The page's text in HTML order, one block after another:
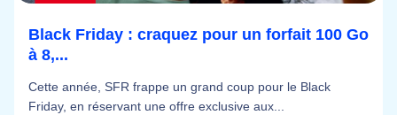
Black Friday : craquez pour un forfait 100 Go
à 8,...
Cette année, SFR frappe un grand coup pour le Black
Friday, en réservant une offre exclusive aux...